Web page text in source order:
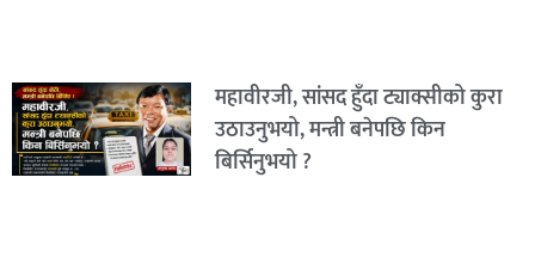
महावीरजी, सांसद हुँदा ट्याक्सीको कुरा
उठाउनुभयो, मन्त्री बनेपछि किन
बिर्सिनुभयो ?